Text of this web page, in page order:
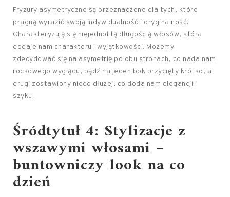
Fryzury asymetryczne są przeznaczone dla tych, które
pragną wyrazić swoją indywidualność i oryginalność.
Charakteryzują się niejednolitą długością włosów, która
dodaje nam charakteru i wyjątkowości. Możemy
zdecydować się na asymetrię po obu stronach, co nada nam
rockowego wyglądu, bądź na jeden bok przycięty krótko, a
drugi zostawiony nieco dłużej, co doda nam elegancji i
szyku.
Śródtytuł 4: Stylizacje z
wszawymi włosami –
buntowniczy look na co
dzień